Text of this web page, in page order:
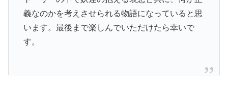
義なのかを考えさせられる物語になっていると思
います。最後まで楽しんでいただけたら幸いで
す。